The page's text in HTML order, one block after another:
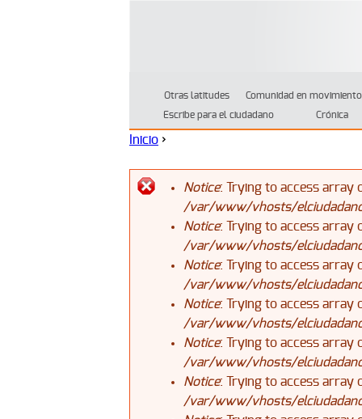
Otras latitudes
Comunidad en movimiento
Escribe para el ciudadano
Crónica
Se encuentra usted aquí
Inicio ›
Mensaje de error
Notice: Trying to access
/var/www/vhosts/
Notice: Trying to access
/var/www/vhosts/
Notice: Trying to access
/var/www/vhosts/
Notice: Trying to access
/var/www/vhosts/
Notice: Trying to access
/var/www/vhosts/
Notice: Trying to access
/var/www/vhosts/